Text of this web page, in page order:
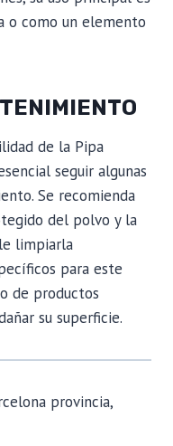
o como un elemento
de la Pipa
seguir algunas
Se recomienda
del polvo y la
limpiarla
para este
de productos
su superficie.
provincia,